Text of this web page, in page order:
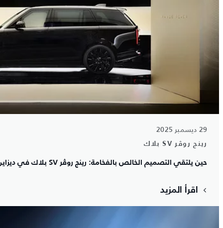
29 ديسمبر 2025
رينج روڤر SV بلاك
حين يلتقي التصميم الخالص بالفخامة: رينج روڤر SV بلاك في ديزاين ميامي
اقرأ المزيد